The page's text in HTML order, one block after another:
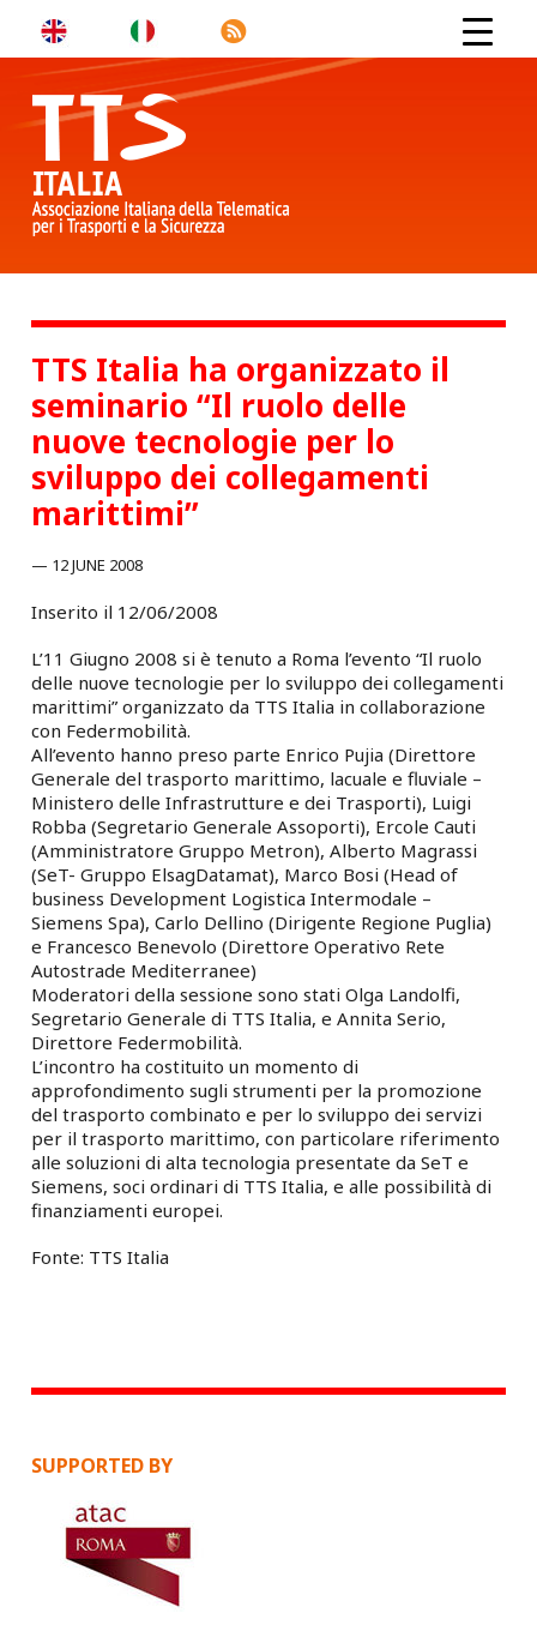
TTS Italia ha organizzato il
seminario “Il ruolo delle
nuove tecnologie per lo
sviluppo dei collegamenti
marittimi”
12 JUNE 2008
Inserito il 12/06/2008
L’11 Giugno 2008 si è tenuto a Roma l’evento “Il ruolo
delle nuove tecnologie per lo sviluppo dei collegamenti
marittimi” organizzato da TTS Italia in collaborazione
con Federmobilità.
All’evento hanno preso parte Enrico Pujia (Direttore
Generale del trasporto marittimo, lacuale e fluviale –
Ministero delle Infrastrutture e dei Trasporti), Luigi
Robba (Segretario Generale Assoporti), Ercole Cauti
(Amministratore Gruppo Metron), Alberto Magrassi
(SeT- Gruppo ElsagDatamat), Marco Bosi (Head of
business Development Logistica Intermodale –
Siemens Spa), Carlo Dellino (Dirigente Regione Puglia)
e Francesco Benevolo (Direttore Operativo Rete
Autostrade Mediterranee)
Moderatori della sessione sono stati Olga Landolfi,
Segretario Generale di TTS Italia, e Annita Serio,
Direttore Federmobilità.
L’incontro ha costituito un momento di
approfondimento sugli strumenti per la promozione
del trasporto combinato e per lo sviluppo dei servizi
per il trasporto marittimo, con particolare riferimento
alle soluzioni di alta tecnologia presentate da SeT e
Siemens, soci ordinari di TTS Italia, e alle possibilità di
finanziamenti europei.
Fonte: TTS Italia
SUPPORTED BY